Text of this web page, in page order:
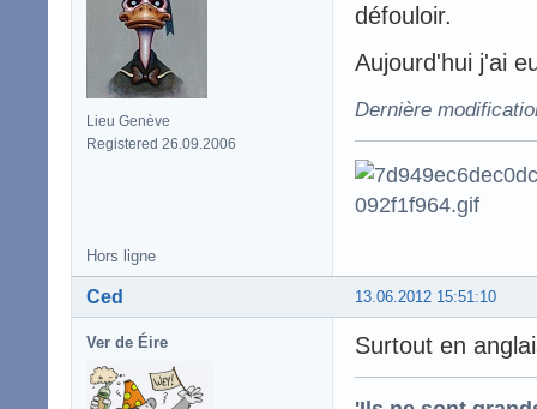
Lieu Genève
Registered 26.09.2006
défouloir.
Aujourd'hui j'ai
Dernière
Hors ligne
13.06.2012 15:51:10
Ced
Ver de Éire Surtout en